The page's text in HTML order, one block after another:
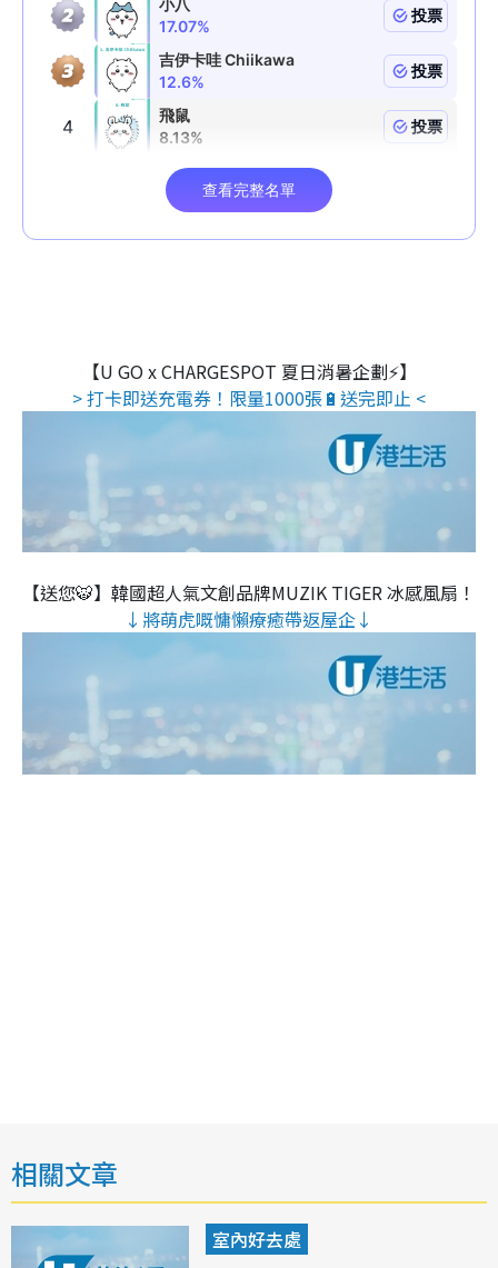
【U GO x CHARGESPOT 夏日消暑企劃⚡】
> 打卡即送充電券！限量1000張🔋送完即止 <
【送您🐯】韓國超人氣文創品牌MUZIK TIGER 冰感風扇！
↓將萌虎嘅慵懶療癒帶返屋企↓
相關文章
室內好去處